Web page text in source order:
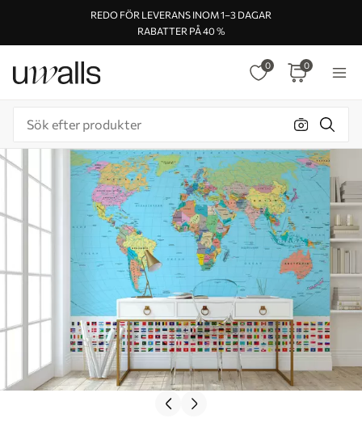
REDO FÖR LEVERANS INOM 1–3 DAGAR
RABATTER PÅ 40 %
0 0